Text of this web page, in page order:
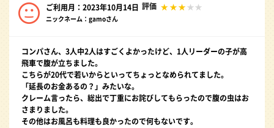
ご利用月：2023年10月14日 評価
ニックネーム：gamoさん
コンパさん、3人中2人はすごくよかったけど、1人リーダーの子が高
飛車で腹が立ちました。
こちらが20代で若いからといってちょっとなめられてました。
「延長のお金あるの？」みたいな。
クレーム言ったら、総出で丁重にお詫びしてもらったので腹の虫はお
さまりました。
その他はお風呂も料理も良かったので何もないです。